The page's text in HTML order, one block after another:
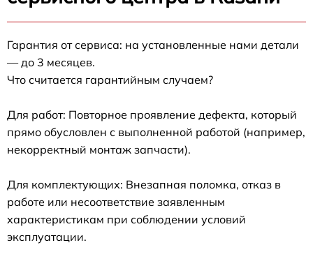
Гарантия от сервиса: на установленные нами детали
— до 3 месяцев.
Что считается гарантийным случаем?
Для работ: Повторное проявление дефекта, который
прямо обусловлен с выполненной работой (например,
некорректный монтаж запчасти).
Для комплектующих: Внезапная поломка, отказ в
работе или несоответствие заявленным
характеристикам при соблюдении условий
эксплуатации.